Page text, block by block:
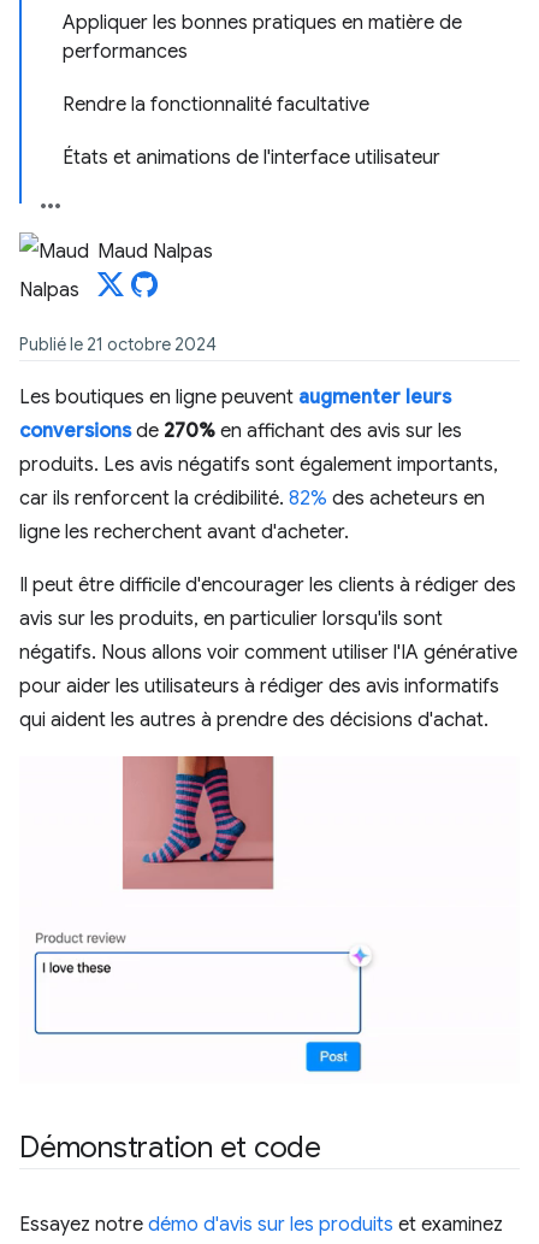
Appliquer les bonnes pratiques en matière de
performances
Rendre la fonctionnalité facultative
États et animations de l'interface utilisateur
Maud Nalpas
Publié le 21 octobre 2024
Les boutiques en ligne peuvent augmenter leurs
conversionsde 270% en affichant des avis sur les
produits. Les avis négatifs sont également importants,
car ils renforcent la crédibilité. 82% des acheteurs en
ligne les recherchent avant d'acheter.
Il peut être difficile d'encourager les clients à rédiger des
avis sur les produits, en particulier lorsqu'ils sont
négatifs. Nous allons voir comment utiliser l'IA générative
pour aider les utilisateurs à rédiger des avis informatifs
qui aident les autres à prendre des décisions d'achat.
Démonstration et code
Essayez notre démo d'avis sur les produits et examinez